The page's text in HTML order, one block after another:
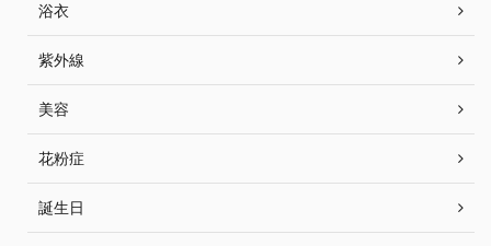
浴衣
紫外線
美容
花粉症
誕生日